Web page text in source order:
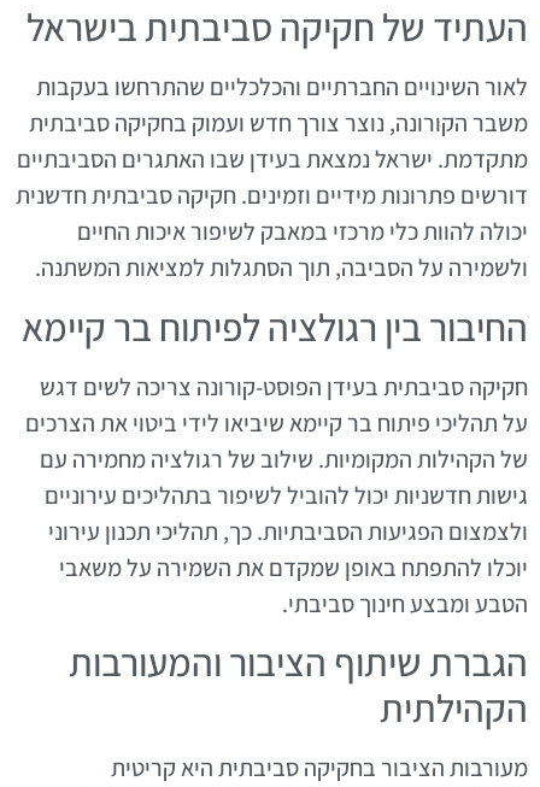
העתיד של חקיקה סביבתית בישראל
לאור השינויים החברתיים והכלכליים שהתרחשו בעקבות
משבר הקורונה, נוצר צורך חדש ועמוק בחקיקה סביבתית
מתקדמת. ישראל נמצאת בעידן שבו האתגרים הסביבתיים
דורשים פתרונות מידיים וזמינים. חקיקה סביבתית חדשנית
יכולה להוות כלי מרכזי במאבק לשיפור איכות החיים
ולשמירה על הסביבה, תוך הסתגלות למציאות המשתנה.
החיבור בין רגולציה לפיתוח בר קיימא
חקיקה סביבתית בעידן הפוסט-קורונה צריכה לשים דגש
על תהליכי פיתוח בר קיימא שיביאו לידי ביטוי את הצרכים
של הקהילות המקומיות. שילוב של רגולציה מחמירה עם
גישות חדשניות יכול להוביל לשיפור בתהליכים עירוניים
ולצמצום הפגיעות הסביבתיות. כך, תהליכי תכנון עירוני
יוכלו להתפתח באופן שמקדם את השמירה על משאבי
הטבע ומבצע חינוך סביבתי.
הגברת שיתוף הציבור והמעורבות
הקהילתית
מעורבות הציבור בחקיקה סביבתית היא קריטית